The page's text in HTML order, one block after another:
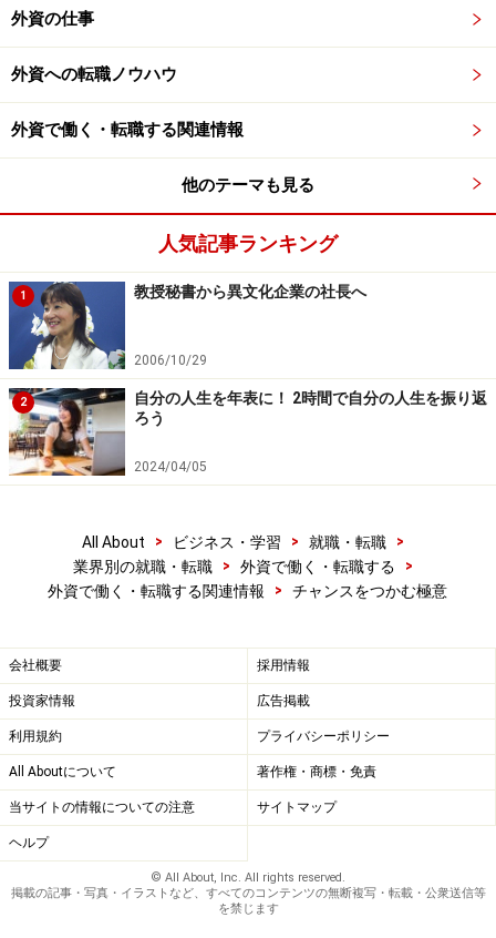
外資の仕事
外資への転職ノウハウ
外資で働く・転職する関連情報
他のテーマも見る
人気記事ランキング
1 教授秘書から異文化企業の社長へ
2006/10/29
2
自分の人生を年表に！ 2時間で自分の人生を振り返
ろう
2024/04/05
All About > ビジネス・学習 > 就職・転職
>
業界別の就職・転職
> 外資で働く・転職する
>
外資で働く・転職する関連情報
> チャンスをつかむ極意
会社概要 採用情報
投資家情報 広告掲載
利用規約 プライバシーポリシー
All Aboutについて 著作権・商標・免責
当サイトの情報についての注意 サイトマップ
ヘルプ
© All About, Inc. All rights reserved.
掲載の記事・写真・イラストなど、すべてのコンテンツの無断複写・転載・公衆送信等
を禁じます